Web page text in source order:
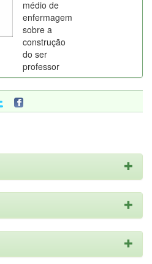
médio de
enfermagem
sobre a
construção
do ser
professor